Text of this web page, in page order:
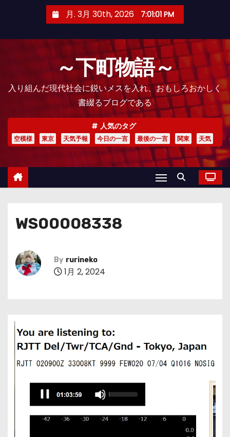
月. 3月 30th, 2026 7:01:02 PM
～下町物語～
入り組んだ現代社会に鋭いメスを入れ、おもしろおかしく
書綴るブログである
人気のタグ
空模様 東京 天気予報 今日の一言 最後の一言 関東 天気
WS00008338
By rurineko
1月 2, 2024